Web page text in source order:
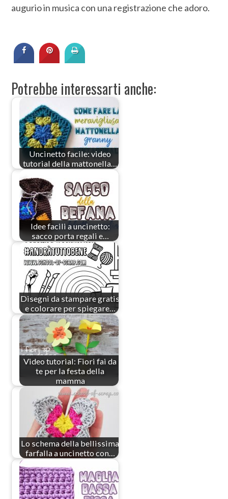
augurio in musica con una registrazione che adoro.
Potrebbe interessarti anche:
Uncinetto facile: video
tutorial della mattonella…
Idee facili a uncinetto:
sacco porta regali e…
Disegni da stampare gratis
e colorare per spiegare…
Video tutorial: Fiori fai da
te per la festa della
mamma
Lo schema della bellissima
farfalla a uncinetto con…